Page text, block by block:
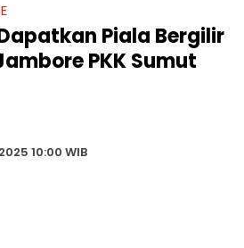
Piala Bergilir
PKK Sumut
10:00 WIB